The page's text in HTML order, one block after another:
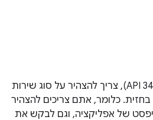
החל מ-Android 14 (רמת API 34), צריך להצהיר על סוג שירות
כלומר, אתם צריכים להצהיר
של אפליקציה, וגם לבקש את